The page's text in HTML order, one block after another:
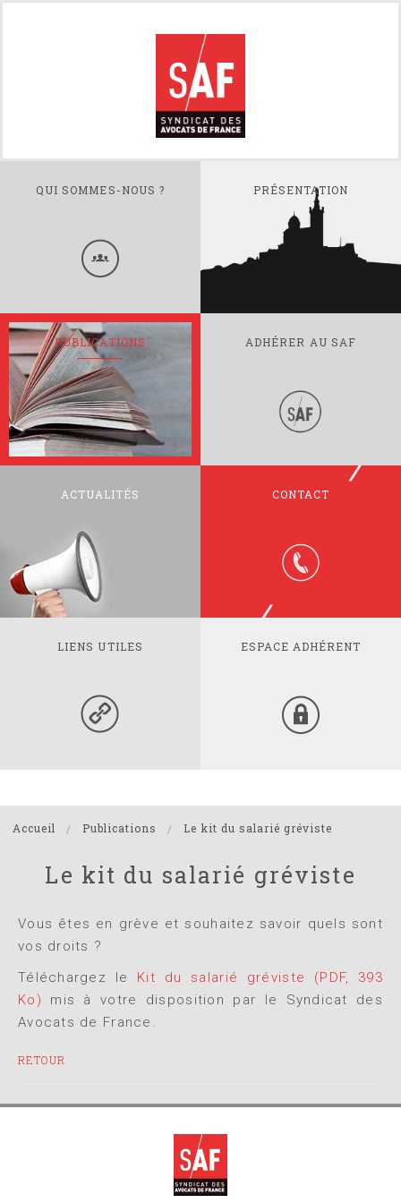
QUI SOMMES-NOUS ?
PUBLICATIONS
PRÉSENTATION
ADHÉRER AU SAF
ACTUALITÉS
LIENS UTILES
CONTACT
ESPACE ADHÉRENT
Accueil Publications Le kit du salarié gréviste
Le kit du salarié gréviste
Vous êtes en grève et souhaitez savoir quels sont
vos droits ?
Téléchargez le Kit du salarié gréviste
(PDF, 393
Ko)
mis à votre disposition par le Syndicat des
Avocats de France.
RETOUR